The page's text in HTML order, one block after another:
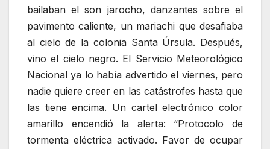
bailaban el son jarocho, danzantes sobre el
pavimento caliente, un mariachi que desafiaba
al cielo de la colonia Santa Úrsula. Después,
vino el cielo negro. El Servicio Meteorológico
Nacional ya lo había advertido el viernes, pero
nadie quiere creer en las catástrofes hasta que
las tiene encima. Un cartel electrónico color
amarillo encendió la alerta: “Protocolo de
tormenta eléctrica activado. Favor de ocupar